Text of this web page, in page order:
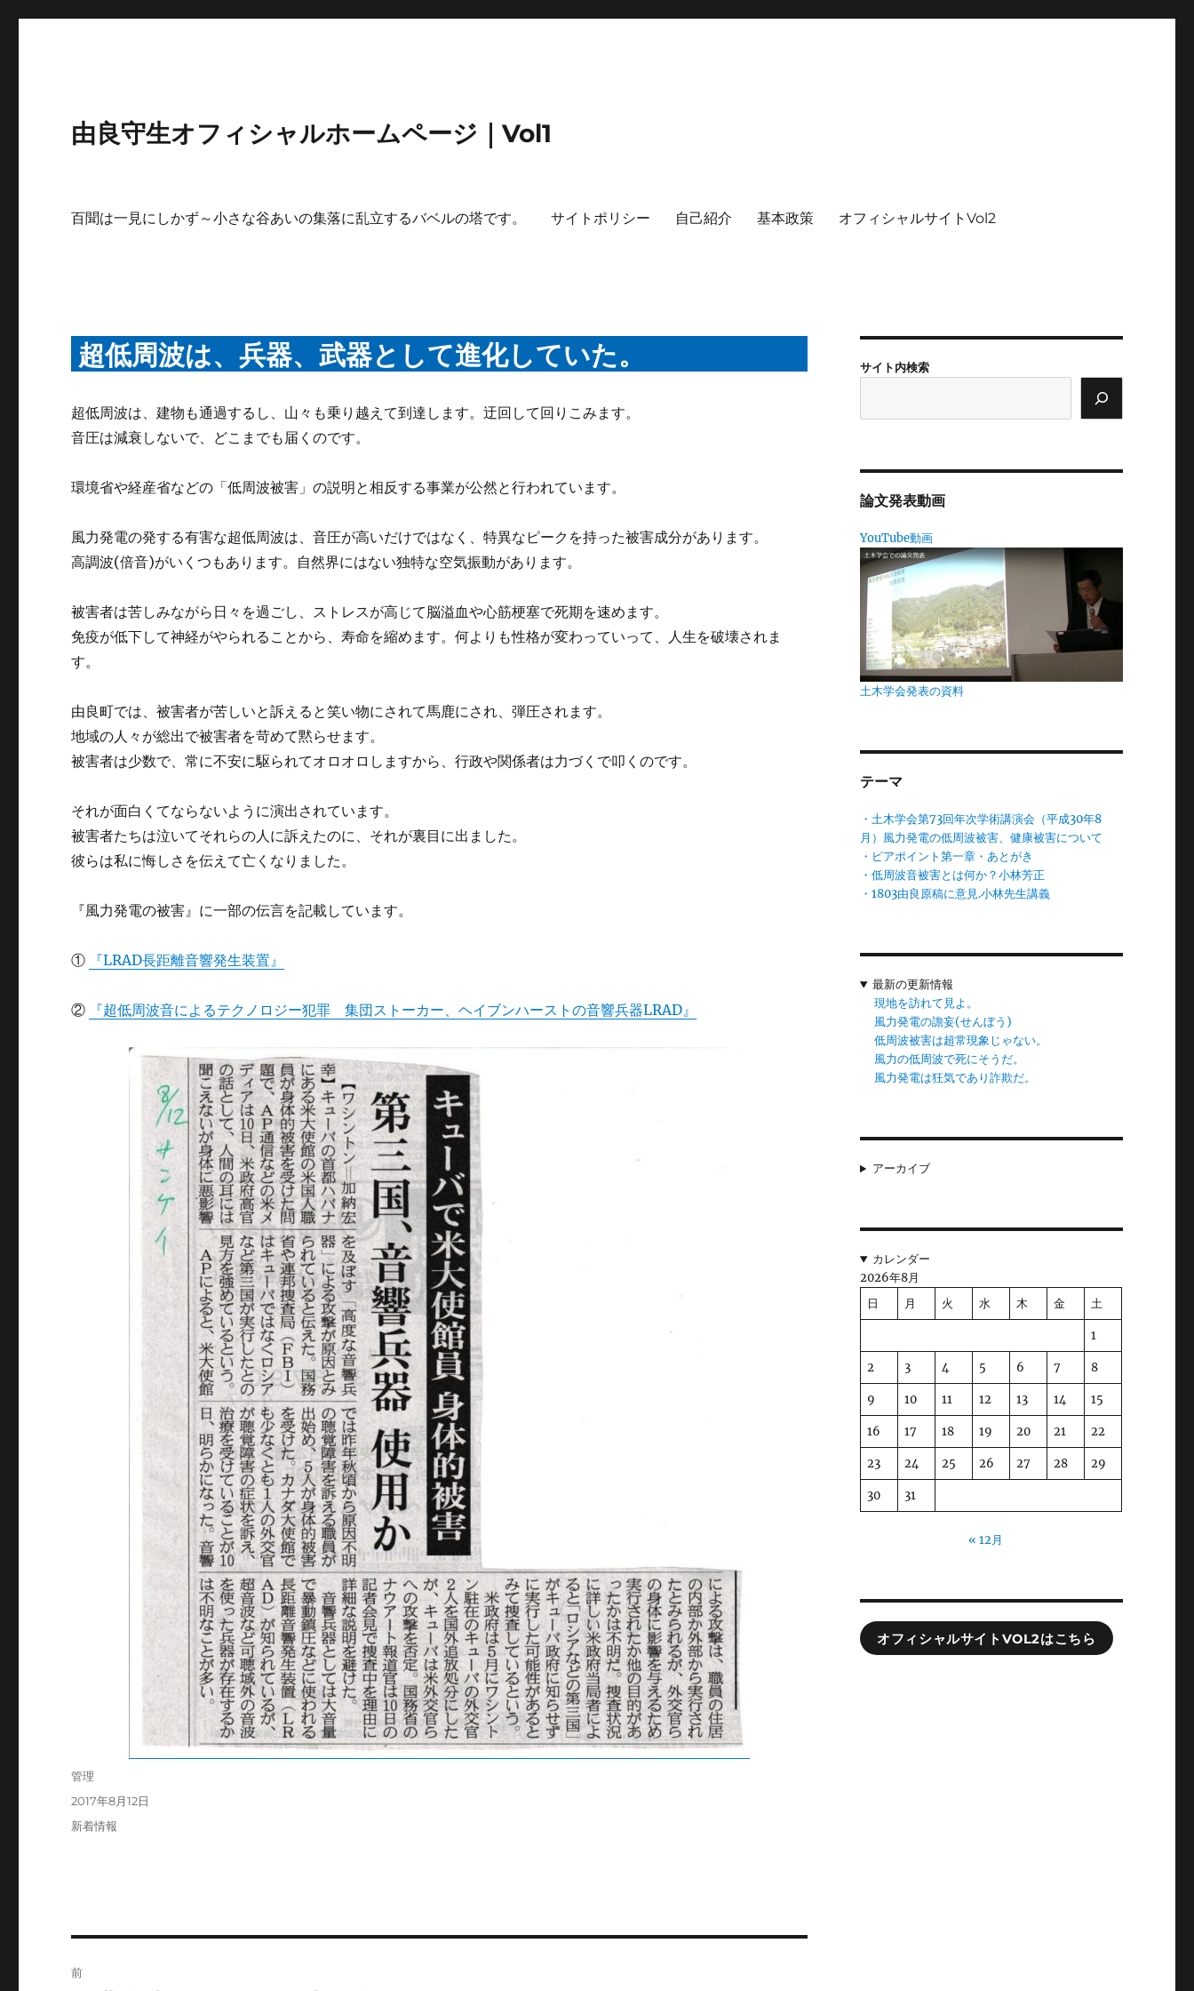
由良守生オフィシャルホームページ｜Vol1
百聞は一見にしかず～小さな谷あいの集落に乱立するバベルの塔です。 サイトポリシー 自己紹介 基本政策 オフィシャルサイトVol2
超低周波は、兵器、武器として進化していた。
超低周波は、建物も通過するし、山々も乗り越えて到達します。迂回して回りこみます。
音圧は減衰しないで、どこまでも届くのです。
環境省や経産省などの「低周波被害」の説明と相反する事業が公然と行われています。
風力発電の発する有害な超低周波は、音圧が高いだけではなく、特異なピークを持った被害成分があります。
高調波(倍音)がいくつもあります。自然界にはない独特な空気振動があります。
被害者は苦しみながら日々を過ごし、ストレスが高じて脳溢血や心筋梗塞で死期を速めます。
免疫が低下して神経がやられることから、寿命を縮めます。何よりも性格が変わっていって、人生を破壊されま
す。
由良町では、被害者が苦しいと訴えると笑い物にされて馬鹿にされ、弾圧されます。
地域の人々が総出で被害者を苛めて黙らせます。
被害者は少数で、常に不安に駆られてオロオロしますから、行政や関係者は力づくで叩くのです。
それが面白くてならないように演出されています。
被害者たちは泣いてそれらの人に訴えたのに、それが裏目に出ました。
彼らは私に悔しさを伝えて亡くなりました。
『風力発電の被害』に一部の伝言を記載しています。
① 『LRAD長距離音響発生装置』
② 『超低周波音によるテクノロジー犯罪 集団ストーカー、ヘイブンハーストの音響兵器LRAD』
投
管理
投
稿
日:
2017年8月12日
カ
新着情報
前
サイト内検索
論文発表動画
YouTube動画
土木学会発表の資料
テーマ
・土木学会第73回年次学術講演会（平成30年8
月）風力発電の低周波被害、健康被害について
・ピアポイント第一章・あとがき
・低周波音被害とは何か？小林芳正
・1803由良原稿に意見.小林先生講義
最新の更新情報
現地を訪れて見よ。
風力発電の譫妄(せんぼう)
低周波被害は超常現象じゃない。
風力の低周波で死にそうだ。
風力発電は狂気であり詐欺だ。
アーカイブ
カレンダー
2026年8月
日
月 火 水 木 金 土
1
2 3 4 5 6 7 8
9 10 11 12 13 14 15
16 17 18 19 20 21 22
23 24 25 26 27 28 29
30 31
« 12月
オフィシャルサイトVOL2はこちら